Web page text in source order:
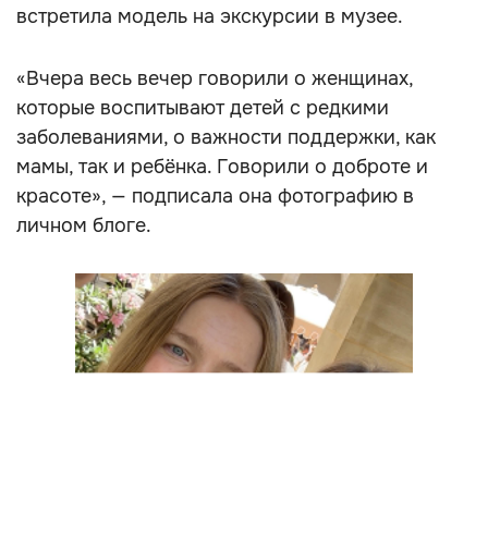
встретила модель на экскурсии в музее.
«Вчера весь вечер говорили о женщинах,
которые воспитывают детей с редкими
заболеваниями, о важности поддержки, как
мамы, так и ребёнка. Говорили о доброте и
красоте», — подписала она фотографию в
личном блоге.